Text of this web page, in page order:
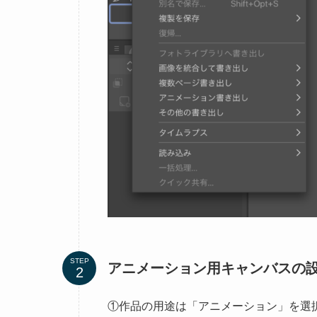
STEP アニメーション用キャンバスの
①作品の用途は「アニメーション」を選